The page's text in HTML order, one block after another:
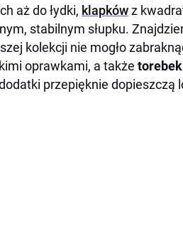
aż do łydki, klapkówz
stabilnym słupku.
kolekcji nie mogło
oprawkami, a także torebek
przepięknie dopieszczą